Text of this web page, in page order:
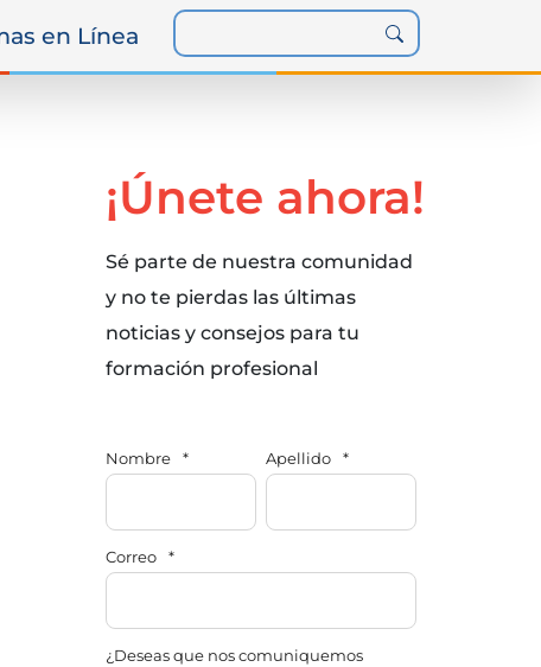
en Línea
¡Únete ahora!
Sé parte de nuestra comunidad
y no te pierdas las últimas
noticias y consejos para tu
formación profesional
Nombre * Apellido *
Correo *
¿Deseas que nos comuniquemos